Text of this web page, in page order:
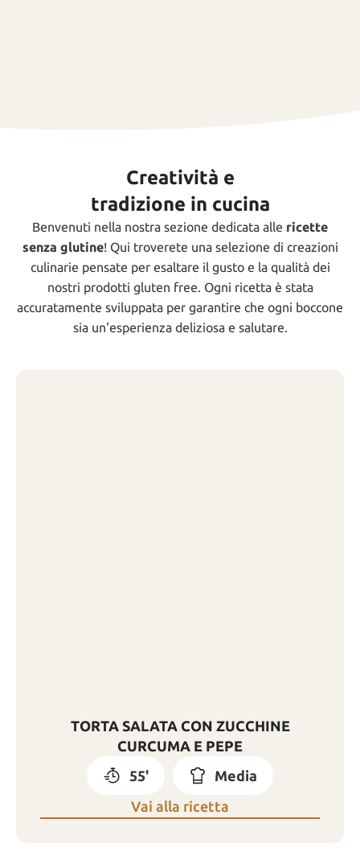
Creatività e
tradizione in cucina
Benvenuti nella nostra sezione dedicata alle ricette
senza glutine! Qui troverete una selezione di creazioni
culinarie pensate per esaltare il gusto e la qualità dei
nostri prodotti gluten free. Ogni ricetta è stata
accuratamente sviluppata per garantire che ogni boccone
sia un'esperienza deliziosa e salutare.
TORTA SALATA CON ZUCCHINE
CURCUMA E PEPE
55'
Media
Vai alla ricetta